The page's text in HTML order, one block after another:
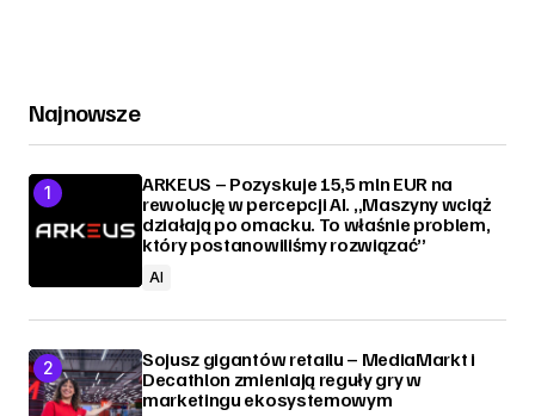
Najnowsze
ARKEUS – Pozyskuje 15,5 mln EUR na
rewolucję w percepcji AI. „Maszyny wciąż
działają po omacku. To właśnie problem,
który postanowiliśmy rozwiązać”
AI
Sojusz gigantów retailu – MediaMarkt i
Decathlon zmieniają reguły gry w
marketingu ekosystemowym